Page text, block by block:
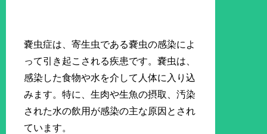
嚢虫症は、寄生虫である嚢虫の感染によ
って引き起こされる疾患です。嚢虫は、
感染した食物や水を介して人体に入り込
みます。特に、生肉や生魚の摂取、汚染
された水の飲用が感染の主な原因とされ
ています。